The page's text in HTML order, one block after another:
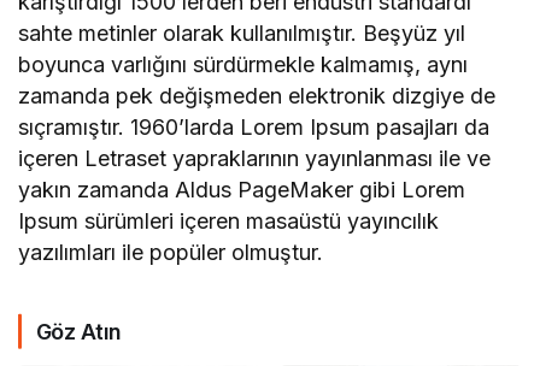
sahte metinler olarak kullanılmıştır. Beşyüz yıl
boyunca varlığını sürdürmekle kalmamış, aynı
zamanda pek değişmeden elektronik dizgiye de
sıçramıştır. 1960’larda Lorem Ipsum pasajları da
içeren Letraset yapraklarının yayınlanması ile ve
yakın zamanda Aldus PageMaker gibi Lorem
Ipsum sürümleri içeren masaüstü yayıncılık
yazılımları ile popüler olmuştur.
Göz Atın